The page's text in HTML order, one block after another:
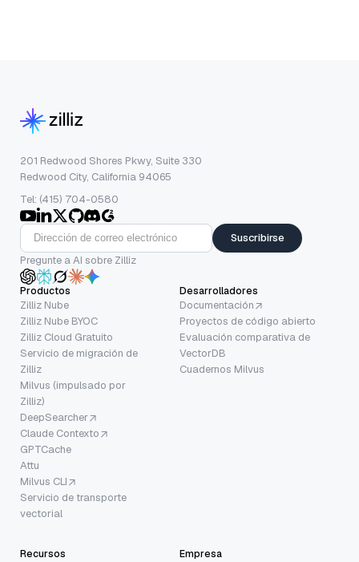
201 Redwood Shores Pkwy, Suite 330
Redwood City, California 94065
Tel: (415) 704-0580
Suscribirse
Pregunte a AI sobre Zilliz
Productos
Zilliz Nube
Zilliz Nube BYOC
Zilliz Cloud Gratuito
Servicio de migración de
Zilliz
Milvus (impulsado por
Zilliz)
DeepSearcher
Claude Contexto
GPTCache
Attu
Milvus CLI
Servicio de transporte
vectorial
Desarrolladores
Documentación
Proyectos de código abierto
Evaluación comparativa de
VectorDB
Cuadernos Milvus
Recursos Empresa